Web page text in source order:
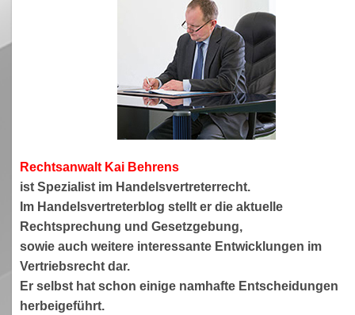
Rechtsanwalt Kai Behrens
ist Spezialist im Handelsvertreterrecht.
Im Handelsvertreterblog stellt er die aktuelle
Rechtsprechung und Gesetzgebung,
sowie auch weitere interessante Entwicklungen im
Vertriebsrecht dar.
Er selbst hat schon einige namhafte Entscheidungen
herbeigeführt.